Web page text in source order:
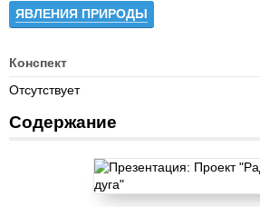
ЯВЛЕНИЯ ПРИРОДЫ
Конспект
Отсутствует
Содержание